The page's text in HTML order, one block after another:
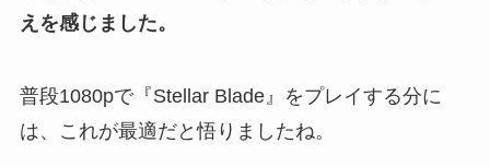
えを感じました。
普段1080pで『Stellar Blade』をプレイする分に
は、これが最適だと悟りましたね。